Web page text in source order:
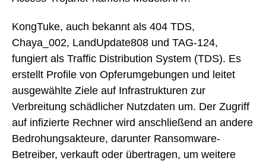
KongTuke, auch bekannt als 404 TDS,
Chaya_002, LandUpdate808 und TAG-124,
fungiert als Traffic Distribution System (TDS). Es
erstellt Profile von Opferumgebungen und leitet
ausgewählte Ziele auf Infrastrukturen zur
Verbreitung schädlicher Nutzdaten um. Der Zugriff
auf infizierte Rechner wird anschließend an andere
Bedrohungsakteure, darunter Ransomware-
Betreiber, verkauft oder übertragen, um weitere